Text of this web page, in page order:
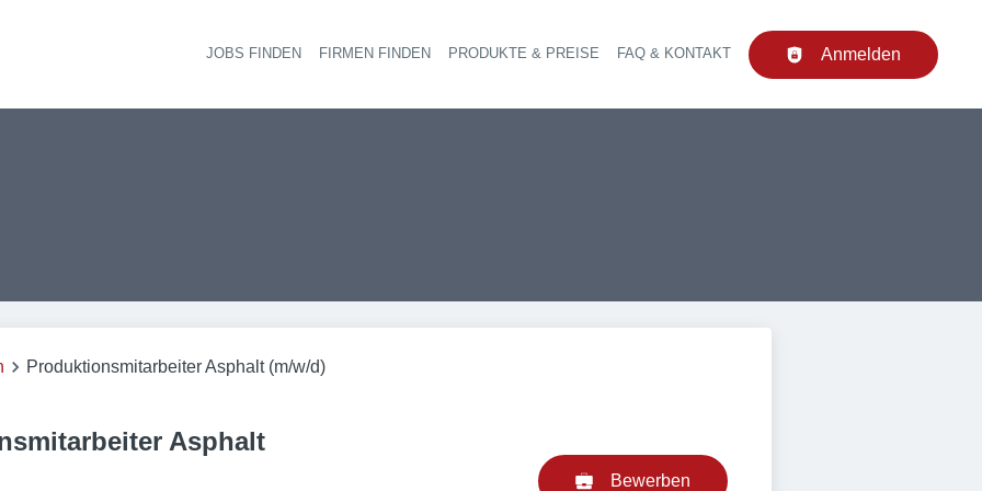
Haupt-Navigation
JOBS FINDEN FIRMEN FINDEN PRODUKTE & PREISE FAQ & KONTAKT Anmelden
Produktionsmitarbeiter Asphalt (m/w/d)
Asphalt
Bewerben